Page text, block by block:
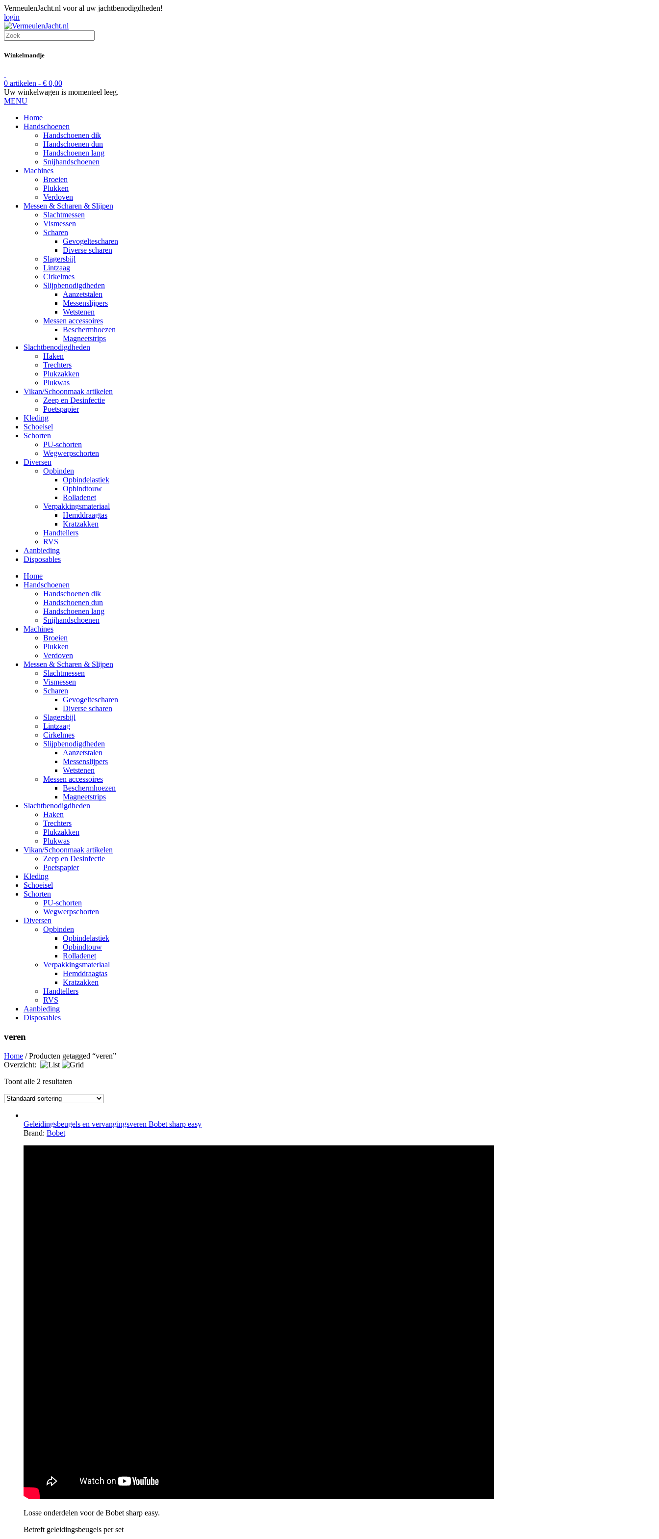
VermeulenJacht.nl voor al uw jachtbenodigdheden!
login
Winkelmandje
0 artikelen - € 0,00
Uw winkelwagen is momenteel leeg.
MENU
Home
Handschoenen
Handschoenen dik
Handschoenen dun
Handschoenen lang
Snijhandschoenen
Machines
Broeien
Plukken
Verdoven
Messen & Scharen & Slijpen
Slachtmessen
Vismessen
Scharen
Gevogeltescharen
Diverse scharen
Slagersbijl
Lintzaag
Cirkelmes
Slijpbenodigdheden
Aanzetstalen
Messenslijpers
Wetstenen
Messen accessoires
Beschermhoezen
Magneetstrips
Slachtbenodigdheden
Haken
Trechters
Plukzakken
Plukwas
Vikan/Schoonmaak artikelen
Zeep en Desinfectie
Poetspapier
Kleding
Schoeisel
Schorten
PU-schorten
Wegwerpschorten
Diversen
Opbinden
Opbindelastiek
Opbindtouw
Rolladenet
Verpakkingsmateriaal
Hemddraagtas
Kratzakken
Handtellers
RVS
Aanbieding
Disposables
Home
Handschoenen
Handschoenen dik
Handschoenen dun
Handschoenen lang
Snijhandschoenen
Machines
Broeien
Plukken
Verdoven
Messen & Scharen & Slijpen
Slachtmessen
Vismessen
Scharen
Gevogeltescharen
Diverse scharen
Slagersbijl
Lintzaag
Cirkelmes
Slijpbenodigdheden
Aanzetstalen
Messenslijpers
Wetstenen
Messen accessoires
Beschermhoezen
Magneetstrips
Slachtbenodigdheden
Haken
Trechters
Plukzakken
Plukwas
Vikan/Schoonmaak artikelen
Zeep en Desinfectie
Poetspapier
Kleding
Schoeisel
Schorten
PU-schorten
Wegwerpschorten
Diversen
Opbinden
Opbindelastiek
Opbindtouw
Rolladenet
Verpakkingsmateriaal
Hemddraagtas
Kratzakken
Handtellers
RVS
Aanbieding
Disposables
veren
Home / Producten getagged “veren”
Overzicht:
Toont alle 2 resultaten
Geleidingsbeugels en vervangingsveren Bobet sharp easy
Brand: Bobet
Losse onderdelen voor de Bobet sharp easy.
Betreft geleidingsbeugels per set